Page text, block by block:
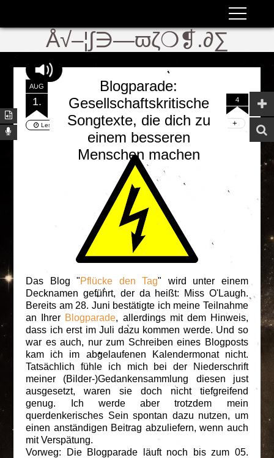
Å√–¦∫∋—ϖζ❍❡.∂∑
AUG
1.
Blogparade:
Gesellschaftskritische
Songtexte, die dich zu
einem besseren
Menschen machen
4
Lesezeit:2 Min.| Wörter:556
Selbstanalyse (Pt. 21)
Das Blog "Pflücke den Tag" wird unter einem
Decknamen geführt, der da heißt: Miss O'Laugh.
Bereits am 28. Juni bestätigte ich meine Teilnahme
an Ihrer Blogparade, allerdings mit dem Hinweis,
dass ich erst im Juli dazu kommen werde. Und so
war es auch, nur zum Schreiben eines Blogposts
kam ich im abgelaufenen Kalendermonat nicht.
Tatsächlich fühle ich mich bei der Niederschrift
meiner (Bilder-)Gedankensammlung diesen just
ausgesetzt, waren sie doch nicht tiefgreifend
genug. Ich werde aber trotzdem mein
querdenkerisches Sein spontan dazu nutzen, um
einen anständigen Beitrag abzuliefern, wenn auch
mit Verspätung.
Vorweg: Die Blogparade läuft noch bis zum 05.